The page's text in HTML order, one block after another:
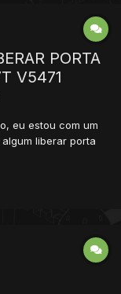
PORTA
V5471
eu estou com um
liberar porta
se é possível
Eu fucei bas...